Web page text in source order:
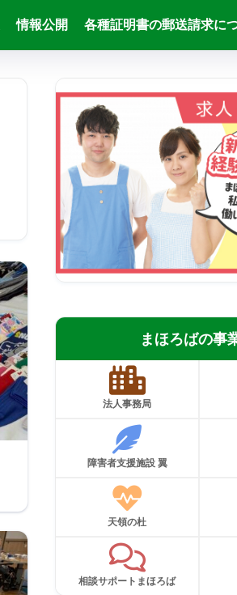
情報公開 各種証明書の郵送請求に
まほろばの事
法人事務局
障害者支援施設 翼
天領の杜
相談サポートまほろば